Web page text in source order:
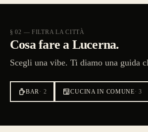
§ 02 — FILTRA LA CITTÀ
Cosa fare a Lucerna.
Scegli una vibe. Ti diamo una guida
BAR· 2 CUCINA IN COMUNE·3